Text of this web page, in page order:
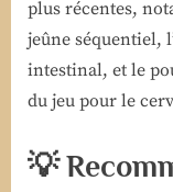
plus récentes,
jeûne séquentiel,
intestinal, et le
du jeu pour le
💡